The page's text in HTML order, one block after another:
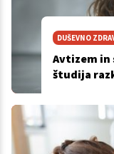
DUŠEVNO
Avtizem in
študija